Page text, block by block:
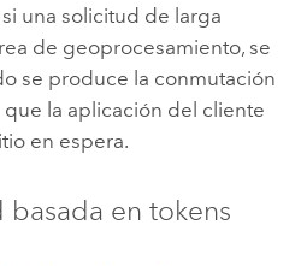
una solicitud de larga
de geoprocesamiento, se
se produce la conmutación
la aplicación del cliente
en espera.
en tokens